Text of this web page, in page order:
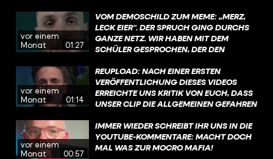
DAVON HABEN UND AUCH SELBST AKTIV
INHALTE FILTERN, DIE GEGEN DIE
RICHTLINIEN VERSTOSSEN.
vor einem
Monat
01:27
VOM DEMOSCHILD ZUM MEME: „MERZ,
LECK EIER“. DER SPRUCH GING DURCHS
GANZE NETZ. WIR HABEN MIT DEM
SCHÜLER GESPROCHEN, DER DEN
GEFRAGT: WARUM?
vor einem
Monat
01:14
REUPLOAD: NACH EINER ERSTEN
VERÖFFENTLICHUNG DIESES VIDEOS
ERREICHTE UNS KRITIK VON EUCH, DASS
UNSER CLIP DIE ALLGEMEINEN GEFAHREN
HABEN WIR EINIGE NACHRICHTEN
BEKOMMEN, IN DENEN IHR EIGENE
UNFÄLLE GESCHILDERT HABT.
vor einem
Monat
00:57
IMMER WIEDER SCHREIBT IHR UNS IN DIE
YOUTUBE-KOMMENTARE: MACHT DOCH
MAL WAS ZUR MOCRO MAFIA!